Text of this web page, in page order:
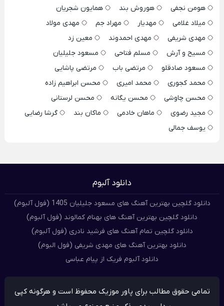
هومن نجفی
هوروش بند
همایون شجریان
میلاد غلامی
مهدیار مهراد جم
مهدی مولاد
مهدی شریفی
مهدی احمدوند
معین زد
مسیح و آرش
مسلم فتاحی
مسعود جلیلیان
مسعود صادقلو
مرتضی باب
مرتضی پاشایی
محمد کجوری
محمد امیری
محسن ابراهیم زاده
محسن چاوشی
محسن یگانه
محسن لرستانی
مجید رضوی
ماهان خادمی ماکان بند
گرشا رضایی
یوسف جمالی
دانلود آلبوم
دانلود گلچین بهترین آهنگ های مسعود جلیلیان 1405 (فول آلبوم)
دانلود گلچین بهترین آهنگ های بهنام کمالوند (فول آلبوم)
دانلود گلچین تمام آهنگ های فرشید نادری (فول آلبوم)
دانلود بهترین آهنگ های مهدی شریفی (فول البوم)
دانلود آلبوم فریک از پیام عباسی
تمامی حقوق مطالب برای پاور موزیک محفوظ است و هرگونه کپی